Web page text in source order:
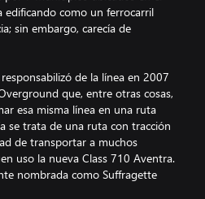
edificando como un ferrocarril
sin embargo, carecía de
de la línea en 2007
que, entre otras cosas,
esa misma línea en una ruta
se trata de una ruta con tracción
de transportar a muchos
uso la nueva Class 710 Aventra.
nombrada como Suffragette